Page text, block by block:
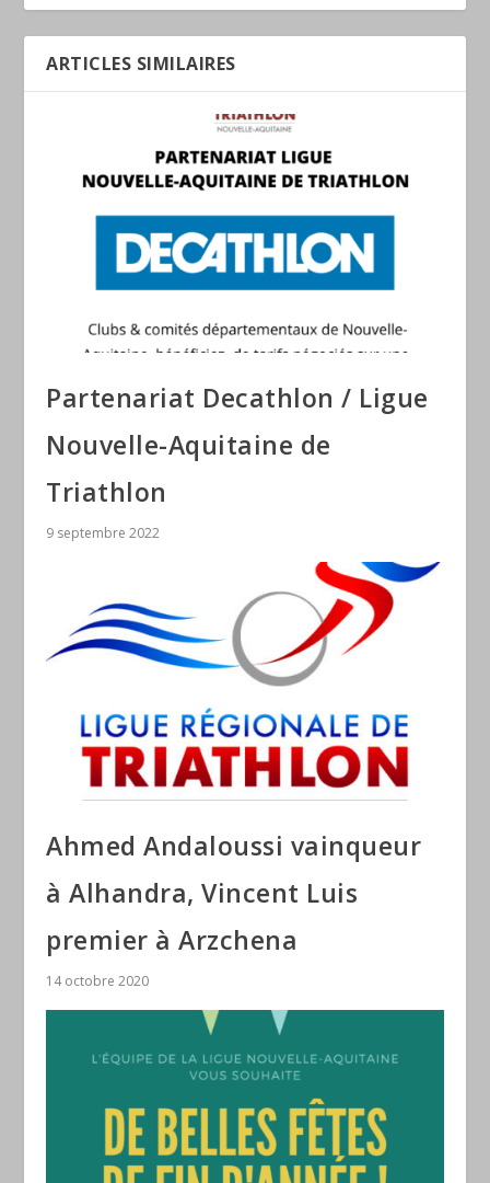
ARTICLES SIMILAIRES
Partenariat Decathlon / Ligue
Nouvelle-Aquitaine de
Triathlon
9 septembre 2022
Ahmed Andaloussi vainqueur
à Alhandra, Vincent Luis
premier à Arzchena
14 octobre 2020